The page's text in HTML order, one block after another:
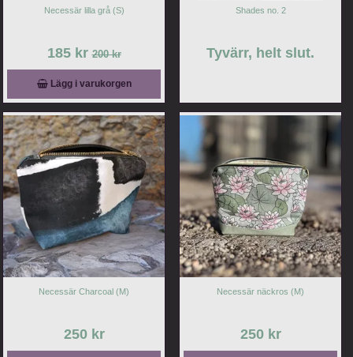
Necessär lilla grå (S)
185 kr200 kr
Lägg i varukorgen
Shades no. 2
Tyvärr, helt slut.
Necessär Charcoal (M)
250 kr
Necessär näckros (M)
250 kr